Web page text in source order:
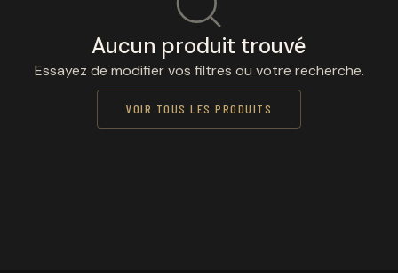
Aucun produit trouvé
Essayez de modifier vos filtres ou votre recherche.
VOIR TOUS LES PRODUITS